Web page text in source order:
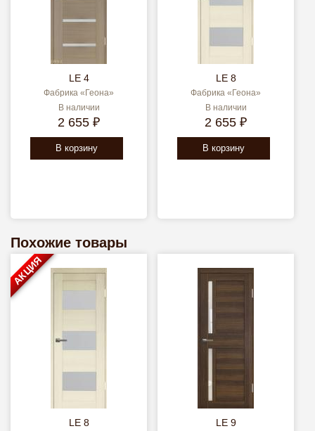
LE 4
Фабрика «Геона»
В наличии
2 655 ₽
В корзину
LE 8
Фабрика «Геона»
В наличии
2 655 ₽
В корзину
Похожие товары
LE 8
АКЦИЯ
LE 9